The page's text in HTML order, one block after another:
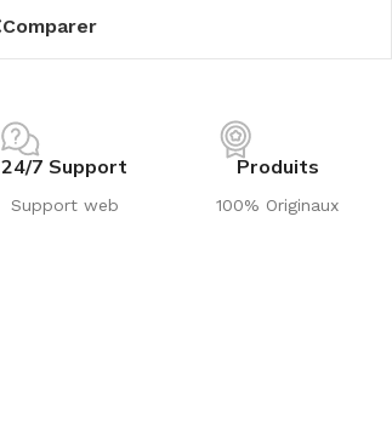
Comparer
24/7 Support
Support web
Produits
100% Originaux